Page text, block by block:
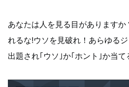
あなたは人を見る目があります
れるな!ウソを見破れ！あらゆる
出題され｢ウソ｣か｢ホント｣か当て